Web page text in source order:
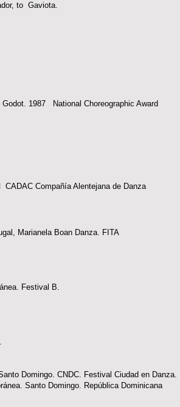
to Gaviota.
1987 National Choreographic Award
Compañía Alentejana de Danza
Marianela Boan Danza. FITA
Festival B.
Domingo. CNDC. Festival Ciudad en Danza.
Santo Domingo. República Dominicana